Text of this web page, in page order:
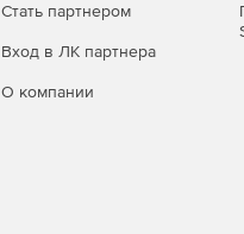
Стать партнером
Вход в ЛК партнера
О компании